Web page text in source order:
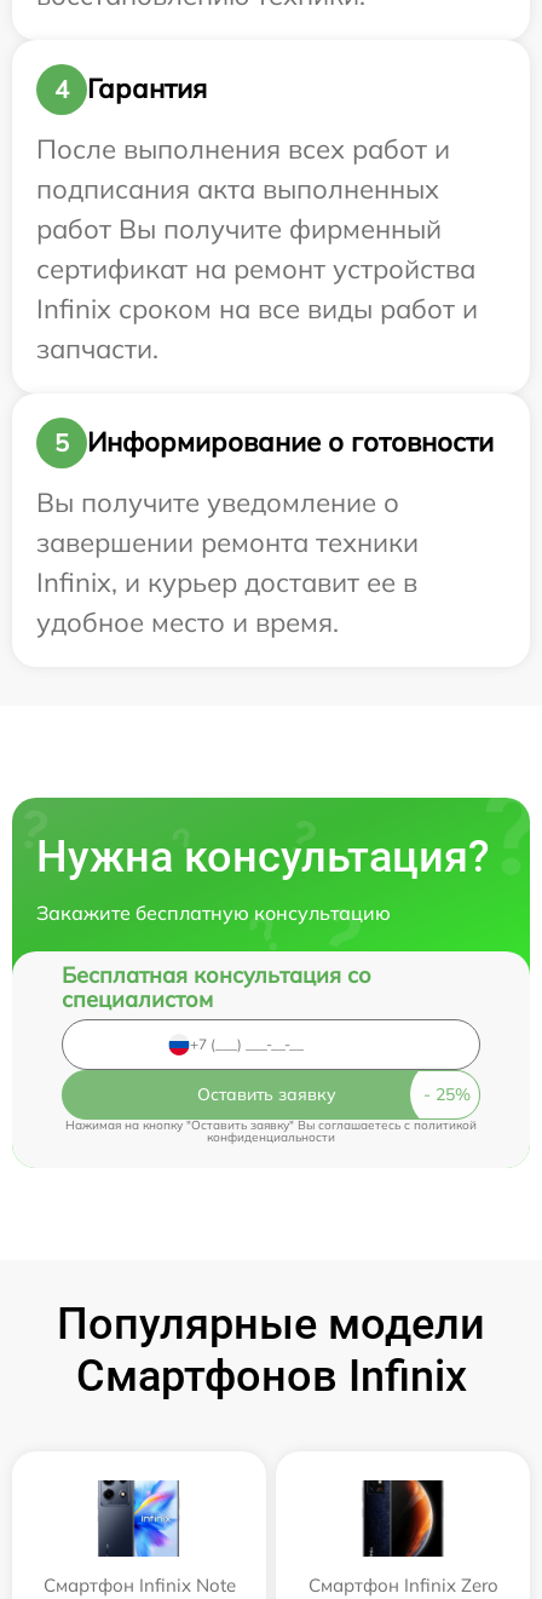
4
Гарантия
После выполнения всех работ и
подписания акта выполненных
работ Вы получите фирменный
сертификат на ремонт устройства
Infinix сроком на все виды работ и
запчасти.
5
Информирование о готовности
Вы получите уведомление о
завершении ремонта техники
Infinix, и курьер доставит ее в
удобное место и время.
Нужна консультация?
Закажите бесплатную консультацию
Бесплатная консультация со
специалистом
Оставить заявку
Нажимая на кнопку "Оставить заявку" Вы соглашаетесь cполитикой
конфиденциальности
Популярные модели
Смартфонов Infinix
Смартфон Infinix Note
Смартфон Infinix Zero